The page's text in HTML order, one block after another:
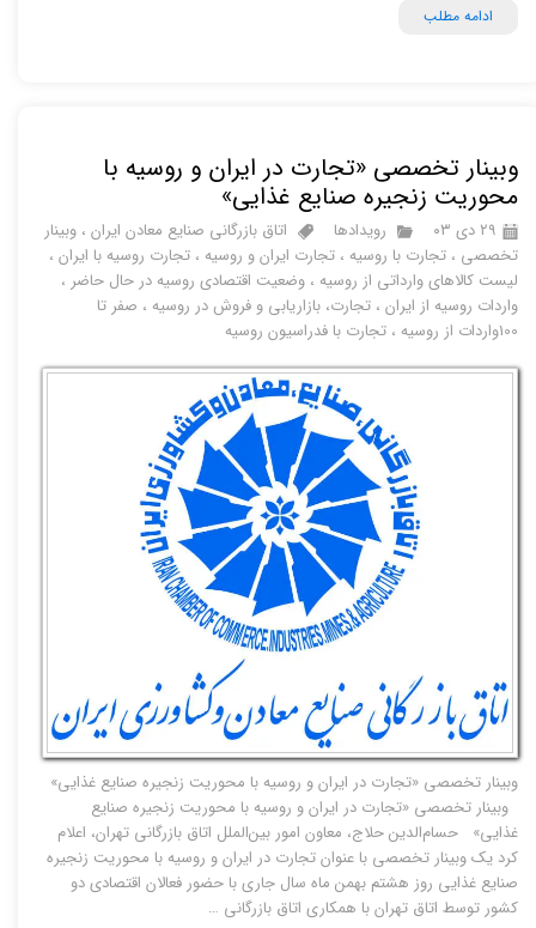
ادامه مطلب
وبینار تخصصی «تجارت در ایران و روسیه با
محوریت زنجیره صنایع غذایی»
۲۹ دی ۰۳ رویدادها اتاق بازرگانی صنایع معادن ایران ،وبینار
تخصصی ،تجارت با روسیه ،تجارت ایران و روسیه ،تجارت روسیه با ایران ،
لیست کالاهای وارداتی از روسیه ،وضعیت اقتصادی روسیه در حال حاضر ،
واردات روسیه از ایران ،تجارت، بازاریابی و فروش در روسیه ، صفر تا
100واردات از روسیه
،تجارت با فدراسیون روسیه
وبینار تخصصی «تجارت در ایران و روسیه با محوریت زنجیره صنایع غذایی»
وبینار تخصصی «تجارت در ایران و روسیه با محوریت زنجیره صنایع
غذایی» حسام‌الدین حلاج، معاون امور بین‌الملل اتاق بازرگانی تهران، اعلام
کرد یک وبینار تخصصی با عنوان تجارت در ایران و روسیه با محوریت زنجیره
صنایع غذایی روز هشتم بهمن ماه سال جاری با حضور فعالان اقتصادی دو
کشور توسط اتاق تهران با همکاری اتاق بازرگانی …